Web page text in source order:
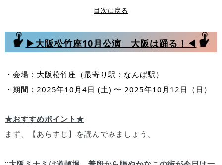
目次に戻る
▶大阪松竹座10月公演 大阪は踊る！◀
・会場：大阪松竹座（最寄り駅：なんば駅）
・期間：2025年10月4日 (土) 〜 2025年10月12日（日）
★おすすめポイント★
まず、【あらすじ】を読んでみましょう。